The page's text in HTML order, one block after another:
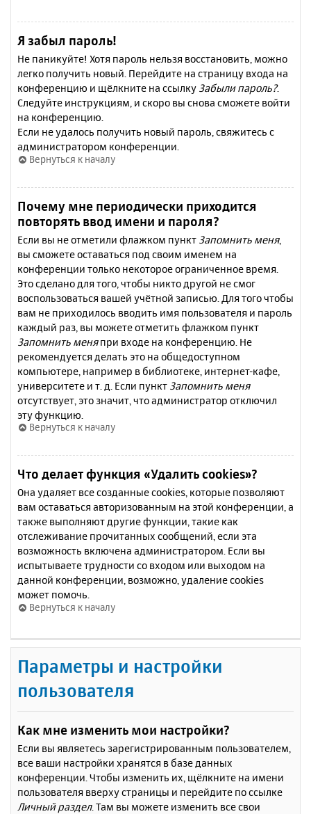
Я забыл пароль!
Не паникуйте! Хотя пароль нельзя восстановить, можно
легко получить новый. Перейдите на страницу входа на
конференцию и щёлкните на ссылку Забыли пароль?.
Следуйте инструкциям, и скоро вы снова сможете войти
на конференцию.
Если не удалось получить новый пароль, свяжитесь с
администратором конференции.
Вернуться к началу
Почему мне периодически приходится
повторять ввод имени и пароля?
Если вы не отметили флажком пункт Запомнить меня,
вы сможете оставаться под своим именем на
конференции только некоторое ограниченное время.
Это сделано для того, чтобы никто другой не смог
воспользоваться вашей учётной записью. Для того чтобы
вам не приходилось вводить имя пользователя и пароль
каждый раз, вы можете отметить флажком пункт
Запомнить меняпри входе на конференцию. Не
рекомендуется делать это на общедоступном
компьютере, например в библиотеке, интернет-кафе,
университете и т. д. Если пункт Запомнить меня
отсутствует, это значит, что администратор отключил
эту функцию.
Вернуться к началу
Что делает функция «Удалить cookies»?
Она удаляет все созданные cookies, которые позволяют
вам оставаться авторизованным на этой конференции, а
также выполняют другие функции, такие как
отслеживание прочитанных сообщений, если эта
возможность включена администратором. Если вы
испытываете трудности со входом или выходом на
данной конференции, возможно, удаление cookies
может помочь.
Вернуться к началу
Параметры и настройки
пользователя
Как мне изменить мои настройки?
Если вы являетесь зарегистрированным пользователем,
все ваши настройки хранятся в базе данных
конференции. Чтобы изменить их, щёлкните на имени
пользователя вверху страницы и перейдите по ссылке
Личный раздел. Там вы можете изменить все свои